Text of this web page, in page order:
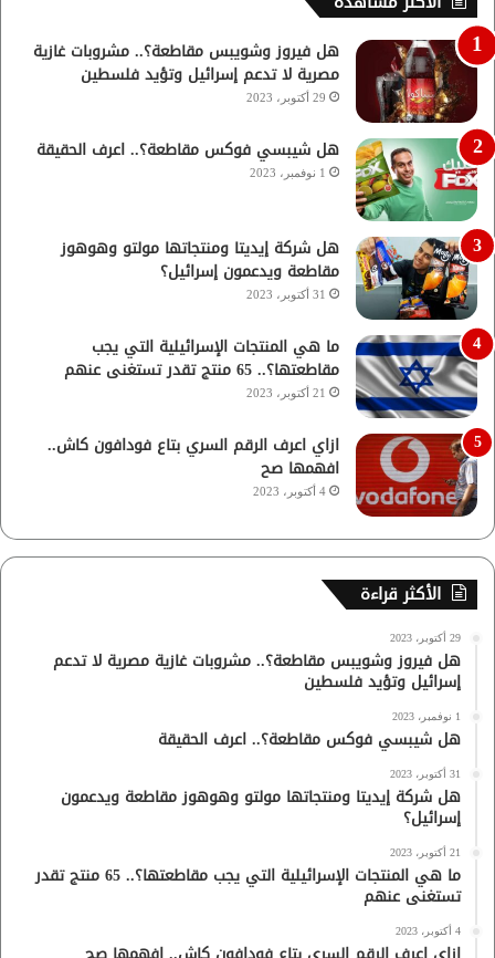
هل فيروز وشويبس مقاطعة؟.. مشروبات غازية
مصرية لا تدعم إسرائيل وتؤيد فلسطين
29 أكتوبر، 2023
هل شيبسي فوكس مقاطعة؟.. اعرف الحقيقة
1 نوفمبر، 2023
هل شركة إيديتا ومنتجاتها مولتو وهوهوز
مقاطعة ويدعمون إسرائيل؟
31 أكتوبر، 2023
ما هي المنتجات الإسرائيلية التي يجب
مقاطعتها؟.. 65 منتج تقدر تستغنى عنهم
21 أكتوبر، 2023
ازاي اعرف الرقم السري بتاع فودافون كاش..
افهمها صح
4 أكتوبر، 2023
الأكثر قراءة
29 أكتوبر، 2023
هل فيروز وشويبس مقاطعة؟.. مشروبات غازية مصرية لا تدعم
إسرائيل وتؤيد فلسطين
1 نوفمبر، 2023
هل شيبسي فوكس مقاطعة؟.. اعرف الحقيقة
31 أكتوبر، 2023
هل شركة إيديتا ومنتجاتها مولتو وهوهوز مقاطعة ويدعمون
إسرائيل؟
21 أكتوبر، 2023
ما هي المنتجات الإسرائيلية التي يجب مقاطعتها؟.. 65 منتج تقدر
تستغنى عنهم
4 أكتوبر، 2023